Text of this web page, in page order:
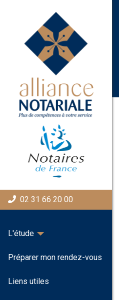
02 31 66 20 00
L'étude
Préparer mon rendez-vous
Liens utiles